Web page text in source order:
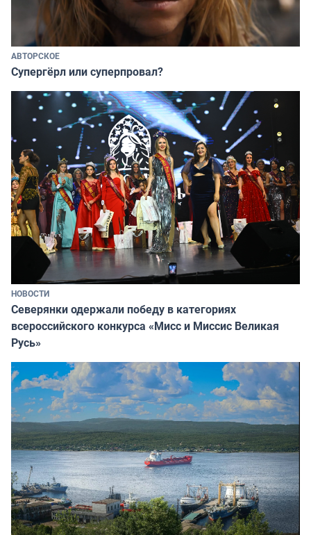
АВТОРСКОЕ
Супергёрл или суперпровал?
НОВОСТИ
Северянки одержали победу в категориях
всероссийского конкурса «Мисс и Миссис Великая
Русь»